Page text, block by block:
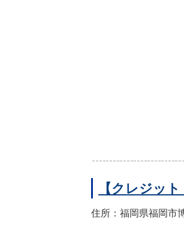
【クレジッ
住所：福岡県福岡市